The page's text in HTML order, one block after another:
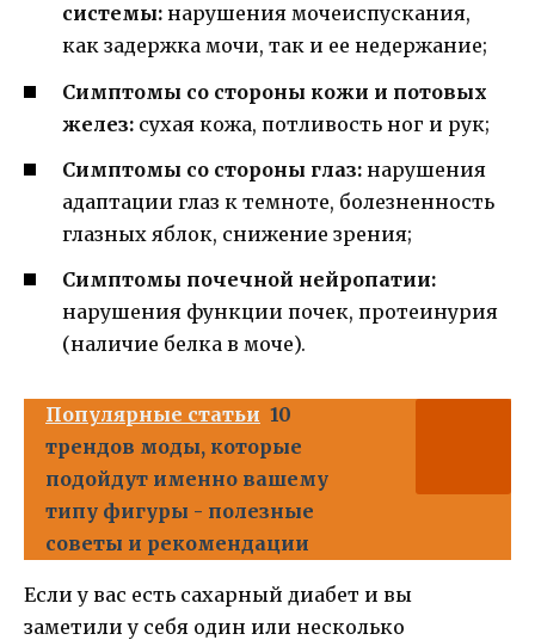
системы: нарушения мочеиспускания,
как задержка мочи, так и ее недержание;
Симптомы со стороны кожи и потовых
желез: сухая кожа, потливость ног и рук;
Симптомы со стороны глаз: нарушения
адаптации глаз к темноте, болезненность
глазных яблок, снижение зрения;
Симптомы почечной нейропатии:
нарушения функции почек, протеинурия
(наличие белка в моче).
Популярные статьи 10
трендов моды, которые
подойдут именно вашему
типу фигуры - полезные
советы и рекомендации
Если у вас есть сахарный диабет и вы
заметили у себя один или несколько